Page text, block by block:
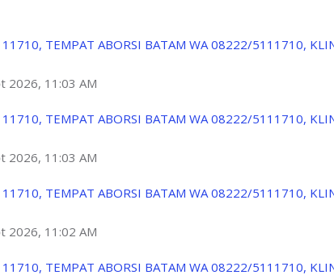
TEMPAT ABORSI BATAM WA 08222/5111710,
2026, 11:03 AM
TEMPAT ABORSI BATAM WA 08222/5111710,
2026, 11:03 AM
TEMPAT ABORSI BATAM WA 08222/5111710,
2026, 11:02 AM
TEMPAT ABORSI BATAM WA 08222/5111710,